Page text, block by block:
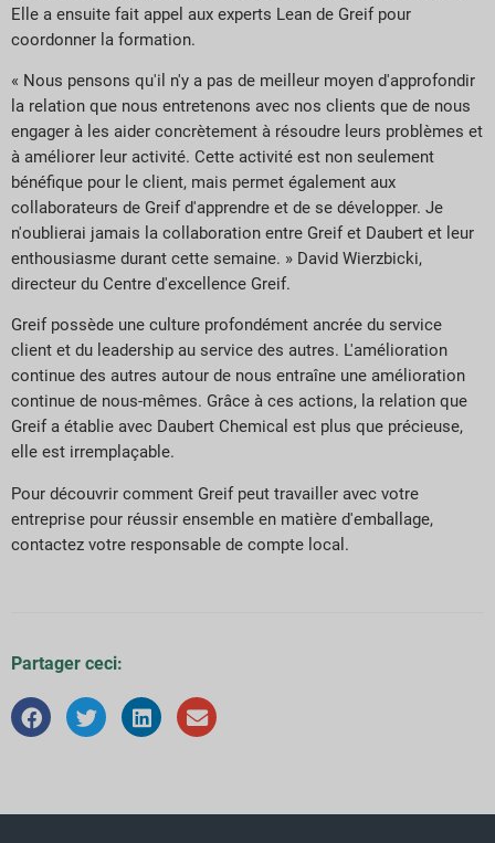
Elle a ensuite fait appel aux experts Lean de Greif pour
coordonner la formation.
« Nous pensons qu'il n'y a pas de meilleur moyen d'approfondir
la relation que nous entretenons avec nos clients que de nous
engager à les aider concrètement à résoudre leurs problèmes et
à améliorer leur activité. Cette activité est non seulement
bénéfique pour le client, mais permet également aux
collaborateurs de Greif d'apprendre et de se développer. Je
n'oublierai jamais la collaboration entre Greif et Daubert et leur
enthousiasme durant cette semaine. » David Wierzbicki,
directeur du Centre d'excellence Greif.
Greif possède une culture profondément ancrée du service
client et du leadership au service des autres. L'amélioration
continue des autres autour de nous entraîne une amélioration
continue de nous-mêmes. Grâce à ces actions, la relation que
Greif a établie avec Daubert Chemical est plus que précieuse,
elle est irremplaçable.
Pour découvrir comment Greif peut travailler avec votre
entreprise pour réussir ensemble en matière d'emballage,
contactez votre responsable de compte local.
Partager ceci: